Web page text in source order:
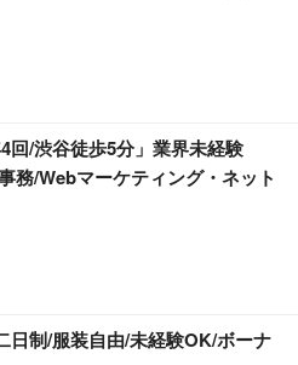
回/渋谷徒歩5分」業界未経験
務/Webマーケティング・ネット
日制/服装自由/未経験OK/ボーナ